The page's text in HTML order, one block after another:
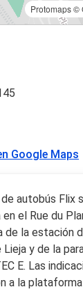
Protomaps©
Google Maps
autobús Flix
el Rue du
de la estación
y de la
E. Las
a la